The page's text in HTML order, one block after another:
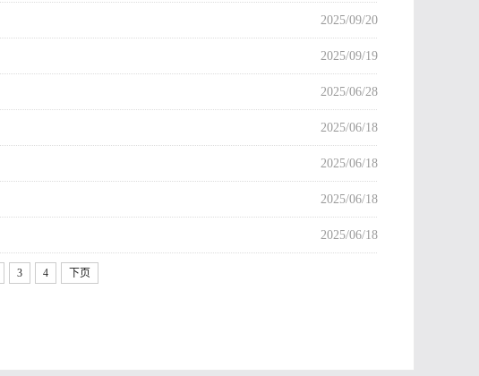
2025/09/20
2025/09/19
2025/06/28
2025/06/18
2025/06/18
2025/06/18
2025/06/18
3 4 下页